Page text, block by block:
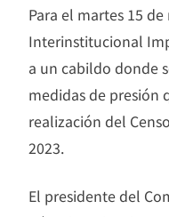
Para el martes 15
Interinstitucional
a un cabildo donde
medidas de presión
realización del
2023.
El presidente del